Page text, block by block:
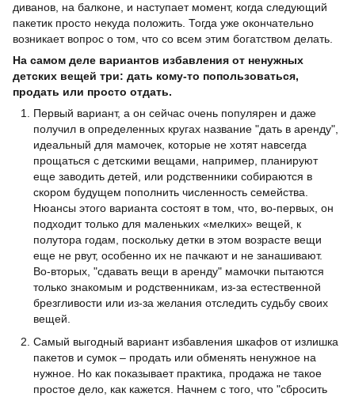
диванов, на балконе, и наступает момент, когда следующий
пакетик просто некуда положить. Тогда уже окончательно
возникает вопрос о том, что со всем этим богатством делать.
На самом деле вариантов избавления от ненужных
детских вещей три: дать кому-то попользоваться,
продать или просто отдать.
Первый вариант, а он сейчас очень популярен и даже
получил в определенных кругах название "дать в аренду",
идеальный для мамочек, которые не хотят навсегда
прощаться с детскими вещами, например, планируют
еще заводить детей, или родственники собираются в
скором будущем пополнить численность семейства.
Нюансы этого варианта состоят в том, что, во-первых, он
подходит только для маленьких «мелких» вещей, к
полутора годам, поскольку детки в этом возрасте вещи
еще не рвут, особенно их не пачкают и не занашивают.
Во-вторых, "сдавать вещи в аренду" мамочки пытаются
только знакомым и родственникам, из-за естественной
брезгливости или из-за желания отследить судьбу своих
вещей.
Самый выгодный вариант избавления шкафов от излишка
пакетов и сумок – продать или обменять ненужное на
нужное. Но как показывает практика, продажа не такое
простое дело, как кажется. Начнем с того, что "сбросить